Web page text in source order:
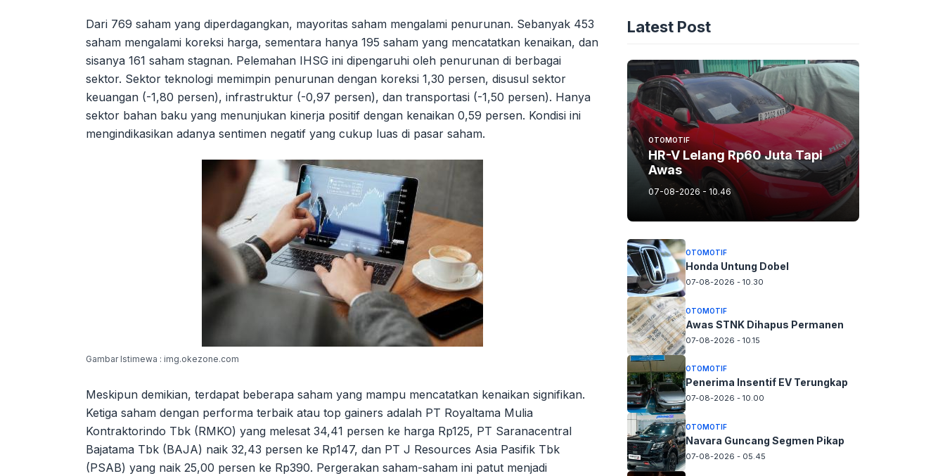
Dari 769 saham yang diperdagangkan, mayoritas saham mengalami penurunan. Sebanyak 453
saham mengalami koreksi harga, sementara hanya 195 saham yang mencatatkan kenaikan, dan
sisanya 161 saham stagnan. Pelemahan IHSG ini dipengaruhi oleh penurunan di berbagai
sektor. Sektor teknologi memimpin penurunan dengan koreksi 1,30 persen, disusul sektor
keuangan (-1,80 persen), infrastruktur (-0,97 persen), dan transportasi (-1,50 persen). Hanya
sektor bahan baku yang menunjukan kinerja positif dengan kenaikan 0,59 persen. Kondisi ini
mengindikasikan adanya sentimen negatif yang cukup luas di pasar saham.
Gambar Istimewa : img.okezone.com
Meskipun demikian, terdapat beberapa saham yang mampu mencatatkan kenaikan signifikan.
Ketiga saham dengan performa terbaik atau top gainers adalah PT Royaltama Mulia
Kontraktorindo Tbk (RMKO) yang melesat 34,41 persen ke harga Rp125, PT Saranacentral
Bajatama Tbk (BAJA) naik 32,43 persen ke Rp147, dan PT J Resources Asia Pasifik Tbk
(PSAB) yang naik 25,00 persen ke Rp390. Pergerakan saham-saham ini patut menjadi
Latest Post
OTOMOTIF
HR-V Lelang Rp60 Juta Tapi
Awas
07-08-2026 - 10.46
OTOMOTIF
Honda Untung Dobel
07-08-2026 - 10.30
OTOMOTIF
Awas STNK Dihapus Permanen
07-08-2026 - 10.15
OTOMOTIF
Penerima Insentif EV Terungkap
07-08-2026 - 10.00
OTOMOTIF
Navara Guncang Segmen Pikap
07-08-2026 - 05.45